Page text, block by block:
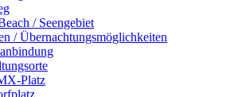
/ Seengebiet
/ Übernachtungsmöglichkeiten
Platz